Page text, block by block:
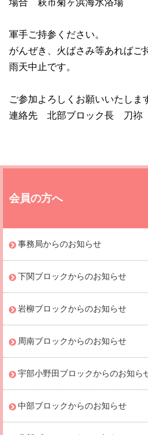
場合 萩市菊ヶ浜海水浴場
軍手ご持参ください。
がんぜき、火ばさみ等あればご
雨天中止です。
ご参加よろしくお願いいたしま
連絡先 北部ブロック長 刀祢
会員の方へ
事務局からのお知らせ
下関ブロックからのお知らせ
岩柳ブロックからのお知らせ
周南ブロックからのお知らせ
宇部小野田ブロックからのお知ら
中部ブロックからのお知らせ